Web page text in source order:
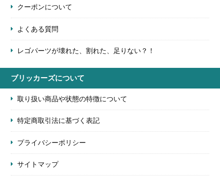
クーポンについて
よくある質問
レゴパーツが壊れた、割れた、足りない？！
ブリッカーズについて
取り扱い商品や状態の特徴について
特定商取引法に基づく表記
プライバシーポリシー
サイトマップ